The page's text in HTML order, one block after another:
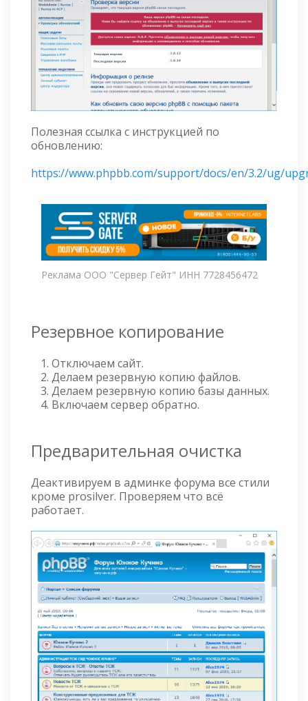
Полезная ссылка с инструкцией по
обновлению:
https://www.phpbb.com/support/docs/en/3.2/ug/
Реклама ООО "Сервер Гейт" ИНН 7728456472
Резервное копирование
Отключаем сайт.
Делаем резервную копию файлов.
Делаем резервную копию базы данных.
Включаем сервер обратно.
Предварительная очистка
Деактивируем в админке форума все стили
кроме prosilver. Проверяем что всё
работает.